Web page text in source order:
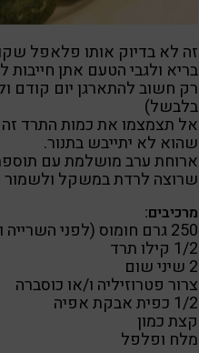
זה לא בדיוק אותו פלאפל
בריא ולגבי הטעם אתן
רק חשוב להתארגן יום קודם
בלבשל)
אל תצמצמו את כמות התרד
שהוא לא יתייבש בתנור.
ארוחת ערב מושלמת עם
שרוצה לרדת במשקל ולשמור
מרכיבים:
250 גרם חומוס (לפני השרייה ובישול)
1/2 קילו תרד
2 שיני שום
צרור פטרוזיליה ו/או כוסברה
1/2 כפית אבקת אפיה
קצת כמון
מלח ופלפל